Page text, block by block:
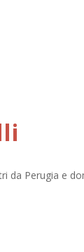
da Perugia e